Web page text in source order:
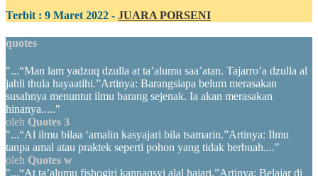
Terbit : 9 Maret 2022 - JUARA PORSENI
quotes
"...“Man lam yadzuq dzulla at ta’alumu saa’atan. Tajarro’a dzulla al
jahli thula hayaatihi.”Artinya: Barangsiapa belum merasakan
susahnya menuntut ilmu barang sejenak. Ia akan merasakan
hinanya....."
oleh Quotes 3
"...“Al ilmu bilaa ‘amalin kasyajari bila tsamarin.”Artinya: Ilmu
tanpa amal atau praktek seperti pohon yang tidak berbuah...."
oleh Quotes w
"...“At ta’alumu fishogiri kannaqsyi alal hajari.”Artinya: Belajar di